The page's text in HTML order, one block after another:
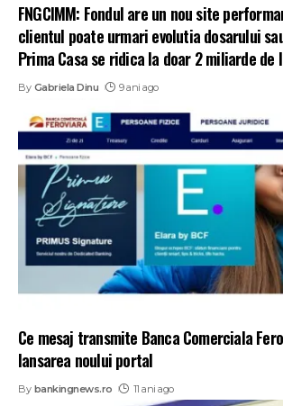
FNGCIMM: Fondul are un nou site
clientul poate urmari evolutia dosarului
Prima Casa se ridica la doar 2 miliarde de
By Gabriela Dinu 9 ani ago
Ce mesaj transmite Banca Comerciala
lansarea noului portal
By bankingnews.ro 11 ani ago